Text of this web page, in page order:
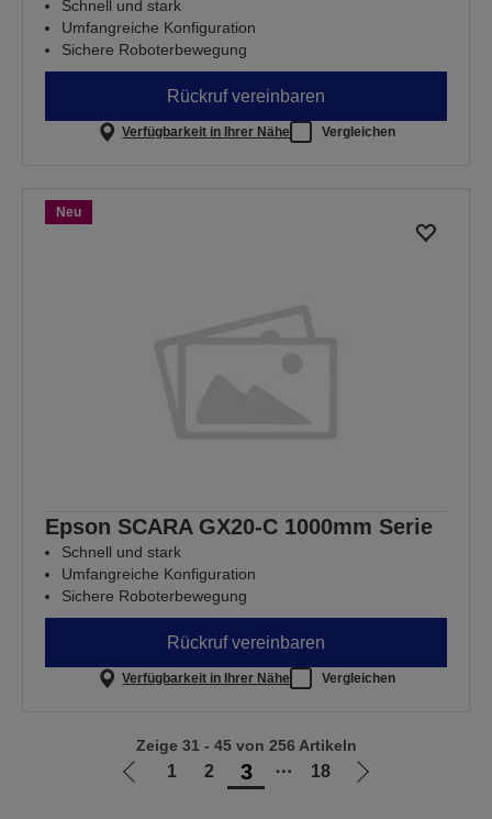
Schnell und stark
Umfangreiche Konfiguration
Sichere Roboterbewegung
Rückruf vereinbaren
Verfügbarkeit in Ihrer Nähe Vergleichen
Neu
Epson SCARA GX20-C 1000mm Serie
Schnell und stark
Umfangreiche Konfiguration
Sichere Roboterbewegung
Rückruf vereinbaren
Verfügbarkeit in Ihrer Nähe Vergleichen
Zur
1 2 3 ⋯ 18
Zur
Zeige 31 - 45 von 256 Artikeln